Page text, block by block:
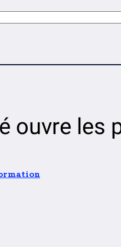
ouvre les